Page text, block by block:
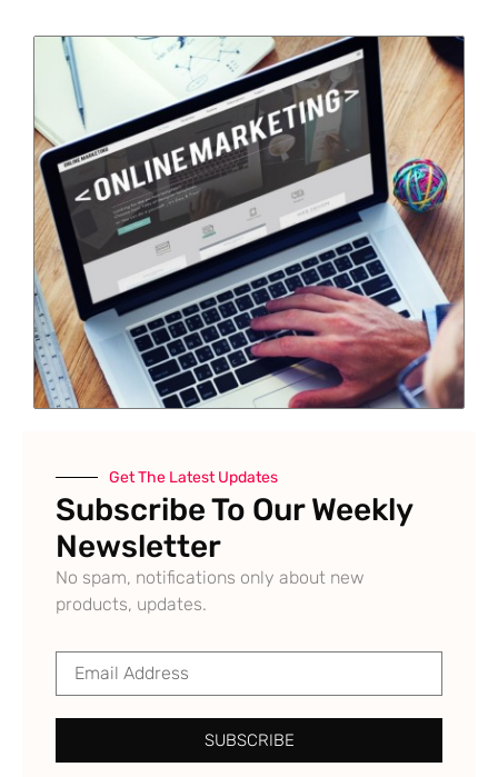
Get The Latest Updates
Subscribe To Our Weekly
Newsletter
No spam, notifications only about new
products, updates.
SUBSCRIBE